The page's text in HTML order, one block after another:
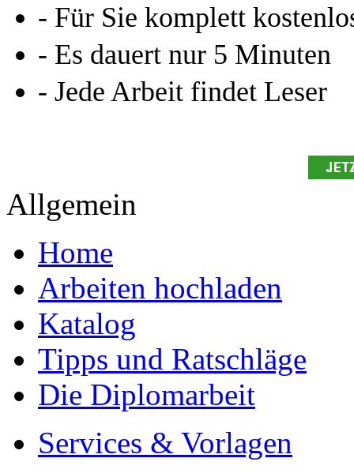
- Für Sie komplett
- Es dauert nur 5 Minuten
- Jede Arbeit findet Leser
Allgemein
Home
Arbeiten hochladen
Katalog
Tipps und Ratschläge
Die Diplomarbeit
Services & Vorlagen